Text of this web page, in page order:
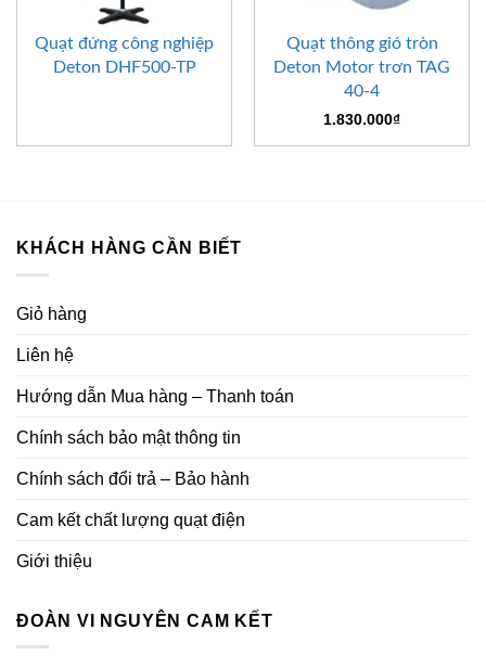
Quạt đứng công nghiệp
Deton DHF500-TP
Quạt thông gió tròn
Deton Motor trơn TAG
40-4
1.830.000₫
KHÁCH HÀNG CẦN BIẾT
Giỏ hàng
Liên hệ
Hướng dẫn Mua hàng – Thanh toán
Chính sách bảo mật thông tin
Chính sách đổi trả – Bảo hành
Cam kết chất lượng quạt điện
Giới thiệu
ĐOÀN VI NGUYÊN CAM KẾT